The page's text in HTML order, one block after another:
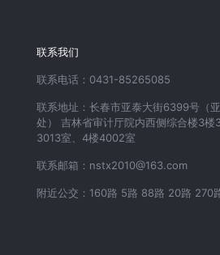
联系我们
联系电话：0431-85265085
联系地址：长春市亚泰大街6399号（
处） 吉林省审计厅院内西侧综合楼3楼
3013室、4楼4002室
联系邮箱：nstx2010@163.com
附近公交：160路 5路 88路 20路 270